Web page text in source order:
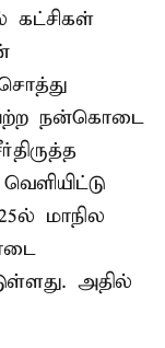
நன்கொடை
மாநில
அதில்